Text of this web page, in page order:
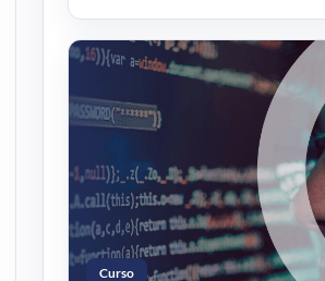
Curso